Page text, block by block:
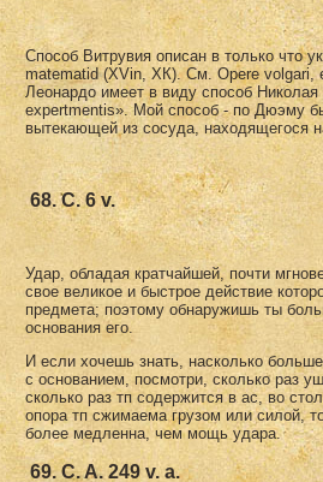
Способ Витрувия описан в только что
matematid (XVin, ХК). См. Opere volgari,
Леонардо имеет в виду способ
expertmentis». Мой способ - по Дюэму
вытекающей из сосуда, находящегося
68. C. 6 v.
Удар, обладая кратчайшей, почти
свое великое и быстрое действие
предмета; поэтому обнаружишь ты
основания его.
И если хочешь знать, насколько
с основанием, посмотри, сколько раз
сколько раз тп содержится в ас, во
опора тп сжимаема грузом или силой,
более медленна, чем мощь удара.
69. C. A. 249 v. a.